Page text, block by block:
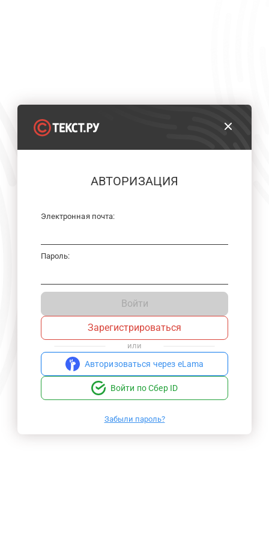
АВТОРИЗАЦИЯ
Электронная почта:
Пароль:
Войти
Зарегистрироваться
или
Авторизоваться через eLama
Войти по Сбер ID
Забыли пароль?